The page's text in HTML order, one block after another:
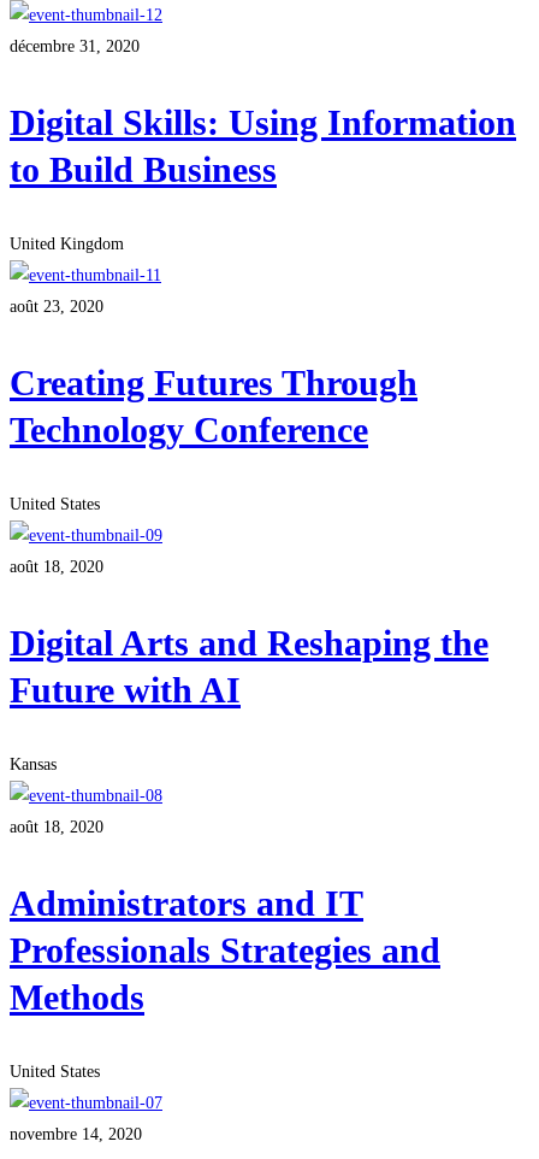
décembre 31, 2020
Digital Skills: Using Information
to Build Business
United Kingdom
août 23, 2020
Creating Futures Through
Technology Conference
United States
août 18, 2020
Digital Arts and Reshaping the
Future with AI
Kansas
août 18, 2020
Administrators and IT
Professionals Strategies and
Methods
United States
novembre 14, 2020